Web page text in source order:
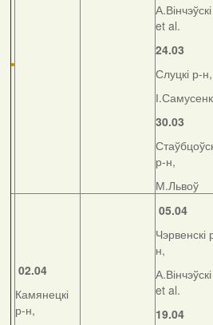
А.Вінчэўскі
et al.
24.03
Слуцкі р-н,
30.03
р-н,
М.Львоў
02.04
Камянецкі
р-н,
05.04
Чэрвенскі
н,
А.Вінчэўскі
et al.
19.04